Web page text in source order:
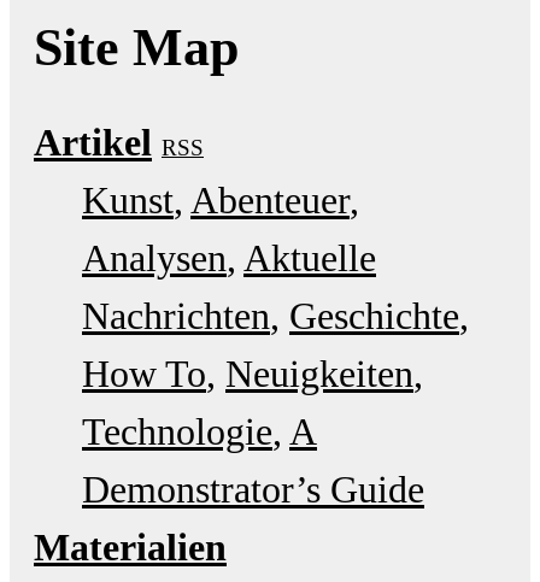
Site Map
Artikel RSS
Kunst Abenteuer
Analysen Aktuelle
Nachrichten Geschichte
How To Neuigkeiten
Technologie A
Demonstrator’s Guide
Materialien